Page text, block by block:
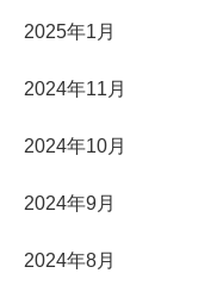
2025年1月
2024年11月
2024年10月
2024年9月
2024年8月